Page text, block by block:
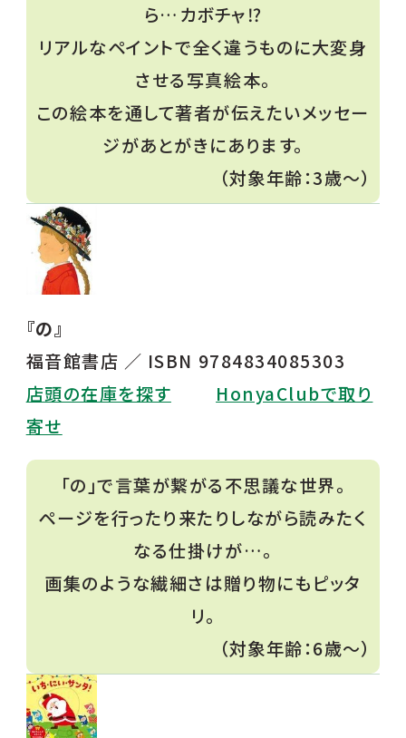
ら…カボチャ⁉
リアルなペイントで全く違うものに大変身
させる写真絵本。
この絵本を通して著者が伝えたいメッセー
ジがあとがきにあります。
（対象年齢：3歳〜）
『の』
福音館書店 ／ ISBN 9784834085303
店頭の在庫を探す
HonyaClubで取り
寄せ
「の」で言葉が繋がる不思議な世界。
ページを行ったり来たりしながら読みたく
なる仕掛けが…。
画集のような繊細さは贈り物にもピッタ
リ。
（対象年齢：6歳〜）